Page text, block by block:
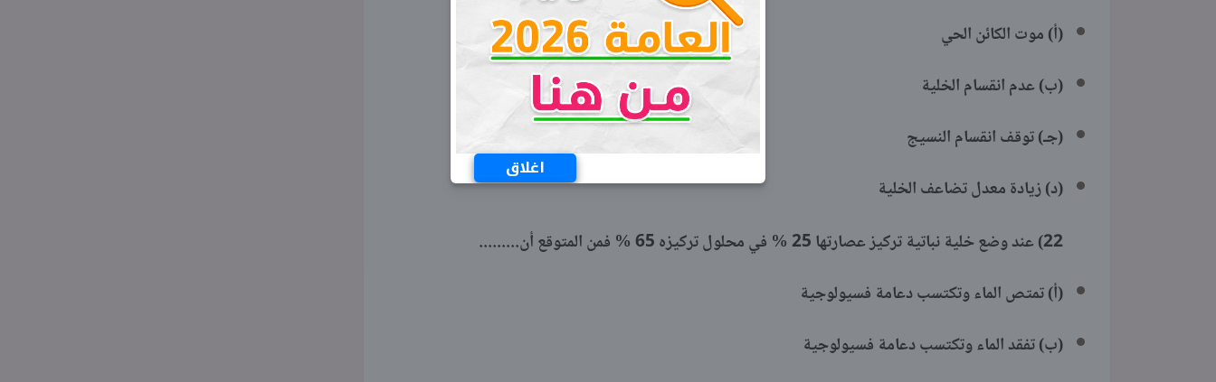
اغلاق
(أ) موت الكائن الحي
(ب) عدم انقسام الخلية
(جـ) توقف انقسام النسيج
(د) زيادة معدل تضاعف الخلية
22) عند وضع خلية نباتية تركيز عصارتها 25 % في محلول تركيزه 65 % فمن المتوقع أن.........
(أ) تمتص الماء وتكتسب دعامة فسيولوجية
(ب) تفقد الماء وتكتسب دعامة فسيولوجية